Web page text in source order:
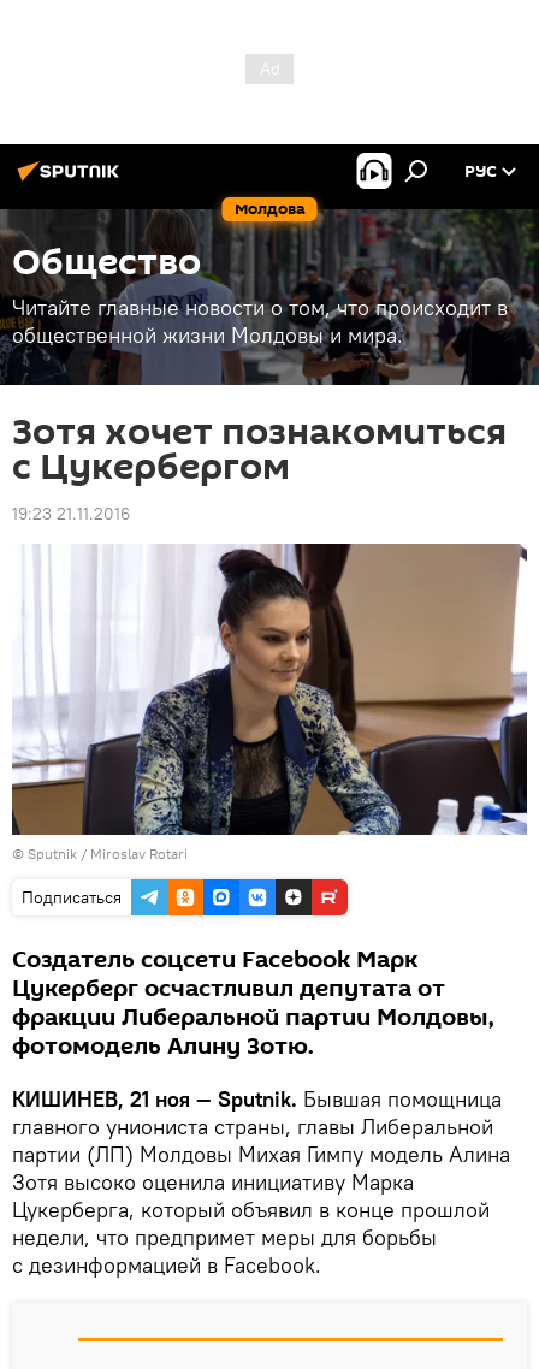
Молдова
РУС
Общество
Читайте главные новости о том, что происходит в
общественной жизни Молдовы и мира.
Зотя хочет познакомиться
с Цукербергом
19:23 21.11.2016
© Sputnik / Miroslav Rotari
Подписаться
Создатель соцсети Facebook Марк
Цукерберг осчастливил депутата от
фракции Либеральной партии Молдовы,
фотомодель Алину Зотю.
КИШИНЕВ, 21 ноя — Sputnik. Бывшая помощница
главного униониста страны, главы Либеральной
партии (ЛП) Молдовы Михая Гимпу модель Алина
Зотя высоко оценила инициативу Марка
Цукерберга, который объявил в конце прошлой
недели, что предпримет меры для борьбы
с дезинформацией в Facebook.